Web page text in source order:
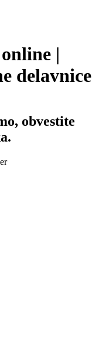
|
delavnice
obvestite